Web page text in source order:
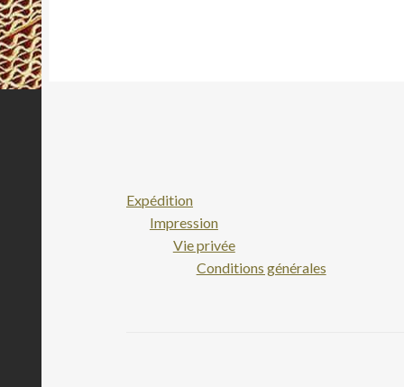
Expédition
Impression
Vie privée
Conditions générales